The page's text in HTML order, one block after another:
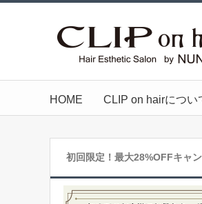
HOME CLIP on hairについ
初回限定！最大28%OFFキャン